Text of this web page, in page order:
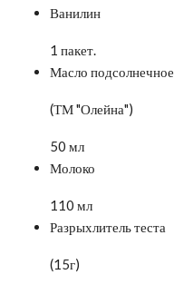
Ванилин
1 пакет.
Масло подсолнечное
(ТМ "Олейна")
50 мл
Молоко
110 мл
Разрыхлитель теста
(15г)